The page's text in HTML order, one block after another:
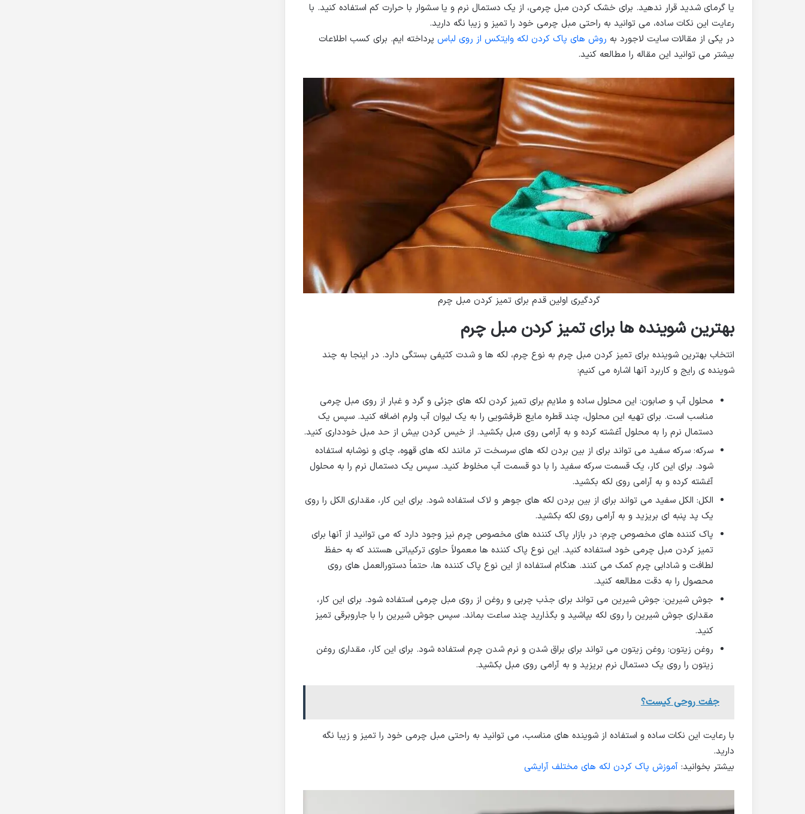
یا گرمای شدید قرار ندهید. برای خشک کردن مبل چرمی، از یک دستمال نرم و یا سشوار با حرارت کم استفاده کنید. با
رعایت این نکات ساده، می توانید به راحتی مبل چرمی خود را تمیز و زیبا نگه دارید.
در یکی از مقالات سایت لاجورد به روش های پاک کردن لکه وایتکس از روی لباس پرداخته ایم. برای کسب اطلاعات
بیشتر می توانید این مقاله را مطالعه کنید.
گردگیری اولین قدم برای تمیز کردن مبل چرم
بهترین شوینده ها برای تمیز کردن مبل چرم
انتخاب بهترین شوینده برای تمیز کردن مبل چرم به نوع چرم، لکه ها و شدت کثیفی بستگی دارد. در اینجا به چند
شوینده ی رایج و کاربرد آنها اشاره می کنیم:
محلول آب و صابون: این محلول ساده و ملایم برای تمیز کردن لکه های جزئی و گرد و غبار از روی مبل چرمی
مناسب است. برای تهیه این محلول، چند قطره مایع ظرفشویی را به یک لیوان آب ولرم اضافه کنید. سپس یک
دستمال نرم را به محلول آغشته کرده و به آرامی روی مبل بکشید. از خیس کردن بیش از حد مبل خودداری کنید.
سرکه: سرکه سفید می تواند برای از بین بردن لکه های سرسخت تر مانند لکه های قهوه، چای و نوشابه استفاده
شود. برای این کار، یک قسمت سرکه سفید را با دو قسمت آب مخلوط کنید. سپس یک دستمال نرم را به محلول
آغشته کرده و به آرامی روی لکه بکشید.
الکل: الکل سفید می تواند برای از بین بردن لکه های جوهر و لاک استفاده شود. برای این کار، مقداری الکل را روی
یک پد پنبه ای بریزید و به آرامی روی لکه بکشید.
پاک کننده های مخصوص چرم: در بازار پاک کننده های مخصوص چرم نیز وجود دارد که می توانید از آنها برای
تمیز کردن مبل چرمی خود استفاده کنید. این نوع پاک کننده ها معمولاً حاوی ترکیباتی هستند که به حفظ
لطافت و شادابی چرم کمک می کنند. هنگام استفاده از این نوع پاک کننده ها، حتماً دستورالعمل های روی
محصول را به دقت مطالعه کنید.
جوش شیرین: جوش شیرین می تواند برای جذب چربی و روغن از روی مبل چرمی استفاده شود. برای این کار،
مقداری جوش شیرین را روی لکه بپاشید و بگذارید چند ساعت بماند. سپس جوش شیرین را با جاروبرقی تمیز
کنید.
روغن زیتون: روغن زیتون می تواند برای براق شدن و نرم شدن چرم استفاده شود. برای این کار، مقداری روغن
زیتون را روی یک دستمال نرم بریزید و به آرامی روی مبل بکشید.
جفت روحی کیست؟
با رعایت این نکات ساده و استفاده از شوینده های مناسب، می توانید به راحتی مبل چرمی خود را تمیز و زیبا نگه
دارید.
بیشتر بخوانید: آموزش پاک کردن لکه های مختلف آرایشی